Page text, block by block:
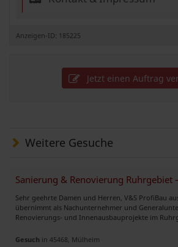
Anzeigen-ID: 185225
Jetzt einen Auftrag
Weitere Gesuche
Sehr geehrte Damen und Herren, V&S ProfiBau
übernimmt als Nachunternehmer und
Renovierungs- und Innenausbauprojekte im
Gesuch in 45468, Mülheim